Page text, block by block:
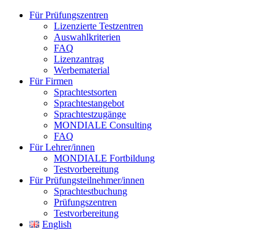
Für Prüfungszentren
Lizenzierte Testzentren
Auswahlkriterien
FAQ
Lizenzantrag
Werbematerial
Für Firmen
Sprachtestsorten
Sprachtestangebot
Sprachtestzugänge
MONDIALE Consulting
FAQ
Für Lehrer/innen
MONDIALE Fortbildung
Testvorbereitung
Für Prüfungsteilnehmer/innen
Sprachtestbuchung
Prüfungszentren
Testvorbereitung
English